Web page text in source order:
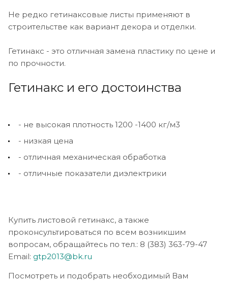
Не редко гетинаксовые листы применяют в
строительстве как вариант декора и отделки.
Гетинакс - это отличная замена пластику по цене и
по прочности.
Гетинакс и его достоинства
- не высокая плотность 1200 -1400 кг/м3
- низкая цена
- отличная механическая обработка
- отличные показатели диэлектрики
Купить листовой гетинакс, а также
проконсультироваться по всем возникшим
вопросам, обращайтесь по тел.: 8 (383) 363-79-47
Email: gtp2013@bk.ru
Посмотреть и подобрать необходимый Вам